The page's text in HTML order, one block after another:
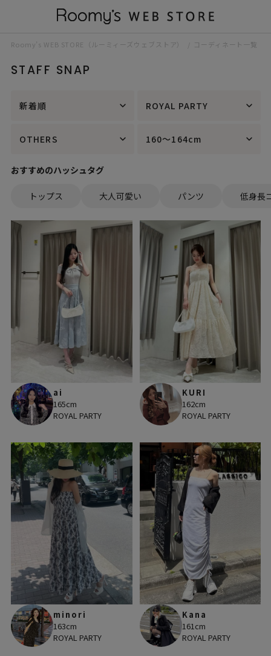
Roomy’s WEB STORE（ルーミィーズウェブストア） コーディネート一覧
STAFF SNAP
新着順 ROYAL PARTY
OTHERS 160～164cm
おすすめのハッシュタグ
トップス 大人可愛い パンツ 低身長
ai
165cm
ROYAL PARTY
KURI
162cm
ROYAL PARTY
minori
163cm
ROYAL PARTY
Kana
161cm
ROYAL PARTY